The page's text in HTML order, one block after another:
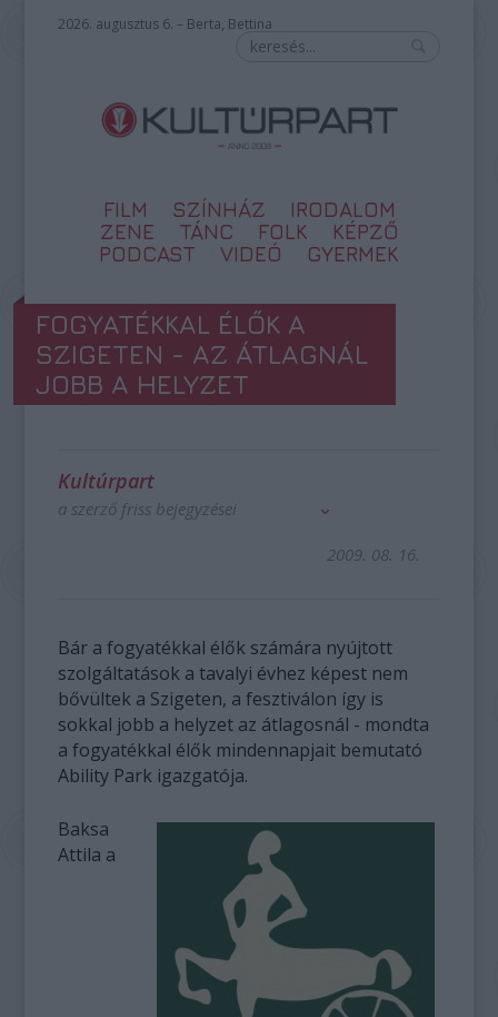
2026. augusztus 6. – Berta, Bettina
FILM SZÍNHÁZ
IRODALOM
ZENE
TÁNC FOLK
KÉPZŐ
PODCAST
VIDEÓ GYERMEK
FOGYATÉKKAL ÉLŐK A
SZIGETEN - AZ ÁTLAGNÁL
JOBB A HELYZET
Kultúrpart
a szerző friss bejegyzései
2009. 08. 16.
Bár a fogyatékkal élők számára nyújtott
szolgáltatások a tavalyi évhez képest nem
bővültek a Szigeten, a fesztiválon így is
sokkal jobb a helyzet az átlagosnál - mondta
a fogyatékkal élők mindennapjait bemutató
Ability Park igazgatója.
Baksa
Attila a